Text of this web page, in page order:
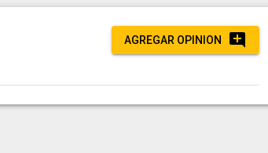
AGREGAR OPINION